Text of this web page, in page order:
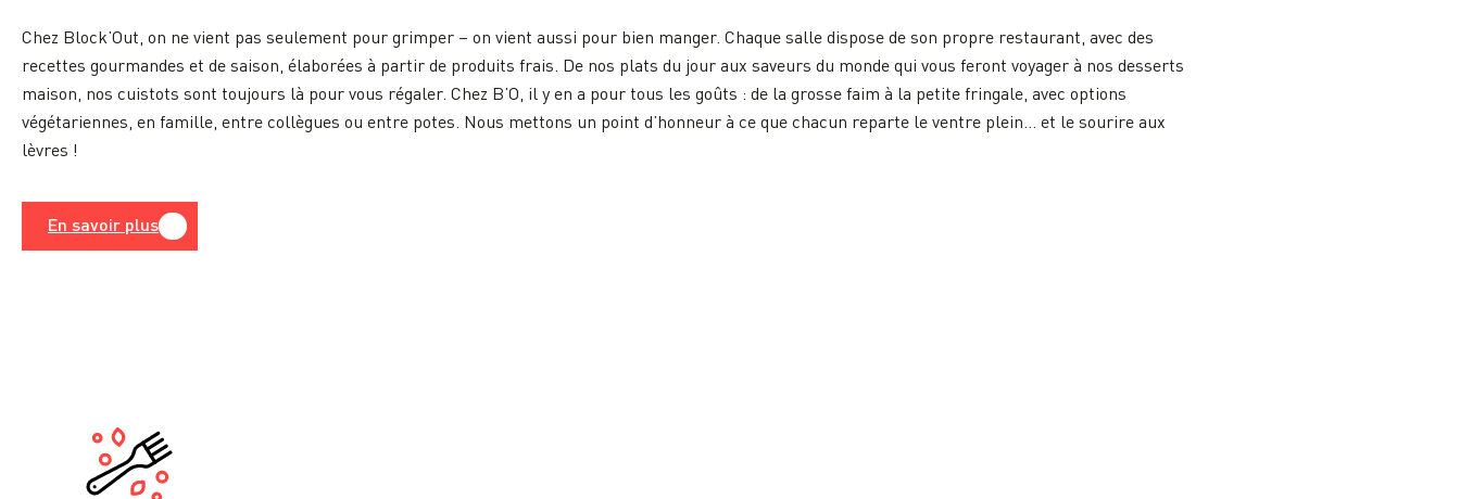
Chez Block’Out, on ne vient pas seulement pour grimper – on vient aussi pour bien manger. Chaque salle dispose de son propre restaurant, avec des
recettes gourmandes et de saison, élaborées à partir de produits frais. De nos plats du jour aux saveurs du monde qui vous feront voyager à nos desserts
maison, nos cuistots sont toujours là pour vous régaler. Chez B’O, il y en a pour tous les goûts : de la grosse faim à la petite fringale, avec options
végétariennes, en famille, entre collègues ou entre potes. Nous mettons un point d’honneur à ce que chacun reparte le ventre plein… et le sourire aux
lèvres !
En savoir plus